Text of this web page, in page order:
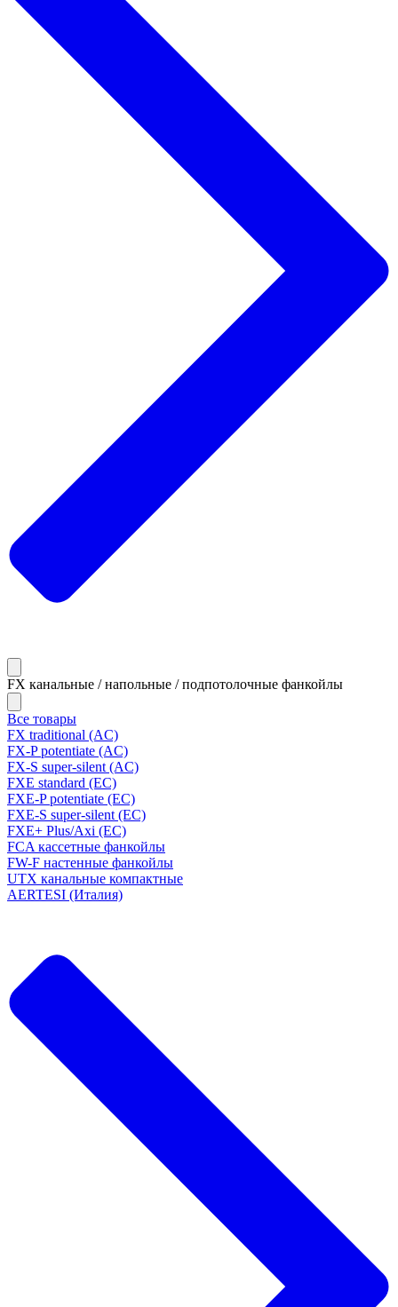
FX канальные / напольные / подпотолочные фанкойлы
Все товары
FX traditional (AC)
FX-P potentiate (AC)
FX-S super-silent (AC)
FXE standard (EC)
FXE-P potentiate (EC)
FXE-S super-silent (EC)
FXE+ Plus/Axi (EC)
FCA кассетные фанкойлы
FW-F настенные фанкойлы
UTX канальные компактные
AERTESI (Италия)